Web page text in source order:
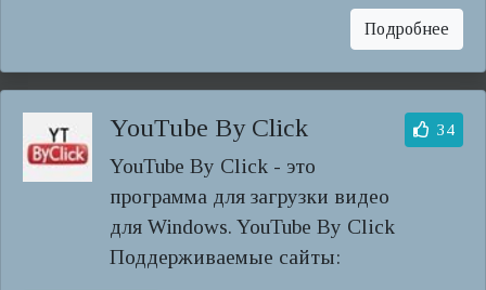
Подробнее
YouTube By Click
YouTube By Click - это
программа для загрузки видео
для Windows. YouTube By Click
Поддерживаемые сайты:
34